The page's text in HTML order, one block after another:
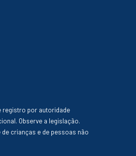
registro por autoridade
Observe a legislação.
crianças e de pessoas não